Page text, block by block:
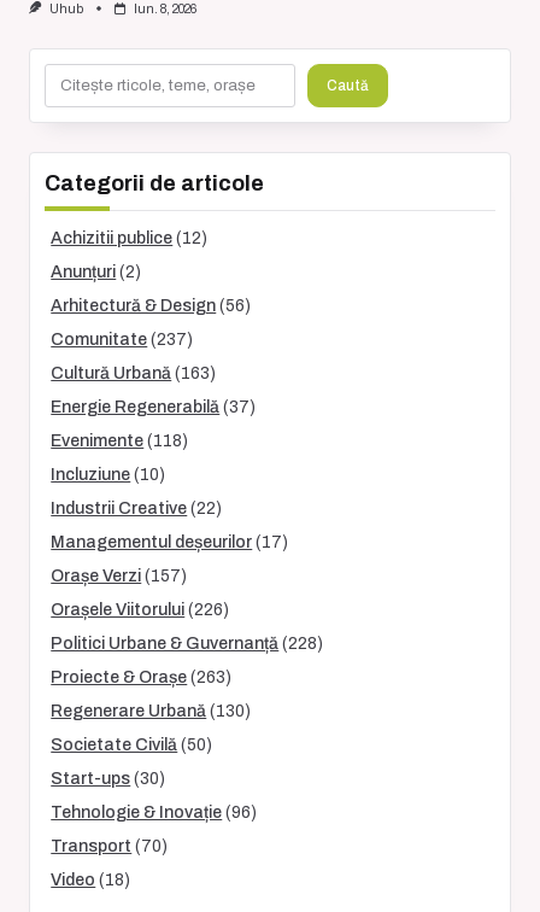
Uhub Iun. 8, 2026
Caută
Categorii de articole
Achizitii publice (12)
Anunțuri (2)
Arhitectură & Design (56)
Comunitate (237)
Cultură Urbană (163)
Energie Regenerabilă (37)
Evenimente (118)
Incluziune (10)
Industrii Creative (22)
Managementul deșeurilor (17)
Orașe Verzi (157)
Orașele Viitorului (226)
Politici Urbane & Guvernanță (228)
Proiecte & Orașe (263)
Regenerare Urbană (130)
Societate Civilă (50)
Start-ups (30)
Tehnologie & Inovație (96)
Transport (70)
Video (18)